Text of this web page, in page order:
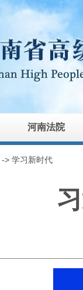
河南法院
->学习新时代